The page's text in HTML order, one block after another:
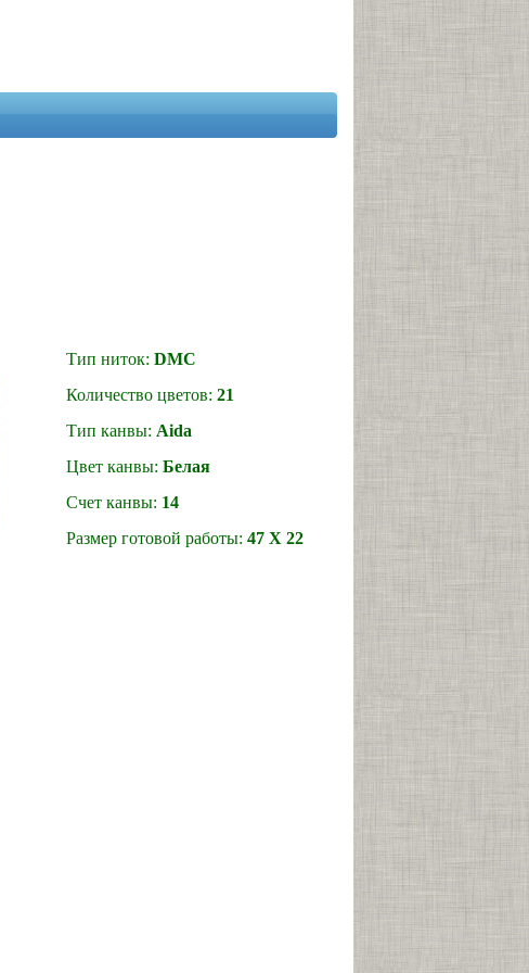
Тип ниток: DMC
Количество цветов: 21
Тип канвы: Aida
Цвет канвы: Белая
Счет канвы: 14
Размер готовой работы: 47 Х 22